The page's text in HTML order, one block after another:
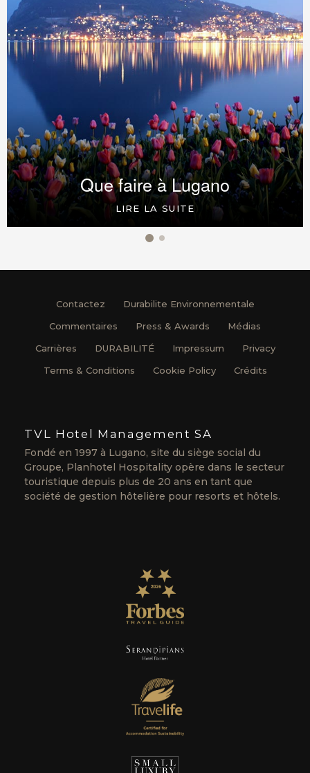
Que faire à Lugano
LIRE LA SUITE
Contactez
Durabilite Environnementale
Commentaires
Press & Awards
Médias
Carrières
DURABILITÉ Impressum
Privacy
Terms & Conditions
Cookie Policy Crédits
TVL Hotel Management SA
Fondé en 1997 à Lugano, site du siège social du
Groupe, Planhotel Hospitality opère dans le secteur
touristique depuis plus de 20 ans en tant que
société de gestion hôtelière pour resorts et hôtels.